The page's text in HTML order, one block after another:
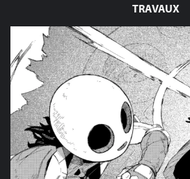
TRAVAUX